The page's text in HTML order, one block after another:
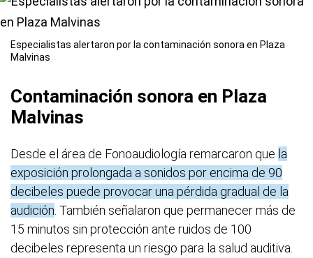
Especialistas alertaron por la contaminación sonora en Plaza
Malvinas
Contaminación sonora en Plaza
Malvinas
Desde el área de Fonoaudiología remarcaron que la
exposición prolongada a sonidos por encima de 90
decibeles puede provocar una pérdida gradual de la
audición . También señalaron que permanecer más de
15 minutos sin protección ante ruidos de 100
decibeles representa un riesgo para la salud auditiva.